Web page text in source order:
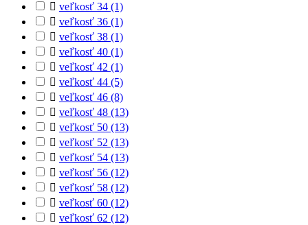
 veľkosť 34 (1)
 veľkosť 36 (1)
 veľkosť 38 (1)
 veľkosť 40 (1)
 veľkosť 42 (1)
 veľkosť 44 (5)
 veľkosť 46 (8)
 veľkosť 48 (13)
 veľkosť 50 (13)
 veľkosť 52 (13)
 veľkosť 54 (13)
 veľkosť 56 (12)
 veľkosť 58 (12)
 veľkosť 60 (12)
 veľkosť 62 (12)